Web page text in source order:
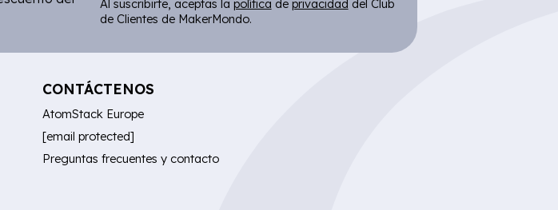
Al suscribirte, aceptas la política de privacidad del Club
de Clientes de MakerMondo.
CONTÁCTENOS
AtomStack Europe
[email protected]
Preguntas frecuentes y contacto